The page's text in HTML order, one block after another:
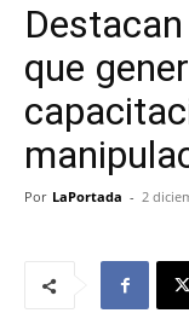
que
Por LaPortada - 2